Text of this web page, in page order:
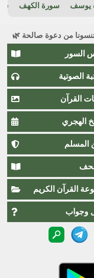
يوسف سورة الكهف
تنسونا من دعوة صالحة 🌿
السور
الصوتية
القرآن
الهجري
القرآن الكريم
وجواب